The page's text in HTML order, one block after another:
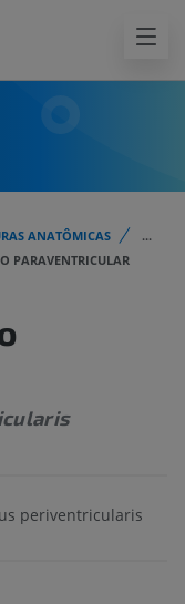
ANATÔMICAS
...
PARAVENTRICULAR
periventricularis